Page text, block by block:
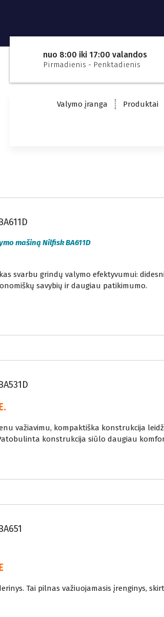
nuo 8:00 iki 17:00 valandos
Pirmadienis - Penktadienis
Valymo įranga Produktai
mašiną Nilfisk BA611D
svarbu grindų valymo efektyvumui:
savybių ir daugiau patikimumo.
važiavimu, kompaktiška konstrukcija
konstrukcija siūlo daugiau
Tai pilnas važiuojamasis įrenginys,